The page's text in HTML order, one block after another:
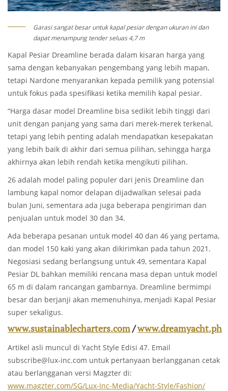
Garasi sangat besar untuk kapal pesiar dengan ukuran ini dan
dapat menampung tender seluas 4,7 m
Kapal Pesiar Dreamline berada dalam kisaran harga yang
sama dengan kebanyakan pengembang yang lebih mapan,
tetapi Nardone menyarankan kepada pemilik yang potensial
untuk fokus pada spesifikasi ketika memilih kapal pesiar.
“Harga dasar model Dreamline bisa sedikit lebih tinggi dari
unit dengan panjang yang sama dari merek-merek terkenal,
tetapi yang lebih penting adalah mendapatkan kesepakatan
yang lebih baik di akhir dari semua pilihan, sehingga harga
akhirnya akan lebih rendah ketika mengikuti pilihan.
26 adalah model paling populer dari jenis Dreamline dan
lambung kapal nomor delapan dijadwalkan selesai pada
bulan Juni, sementara ada juga beberapa pengiriman dan
penjualan untuk model 30 dan 34.
Ada beberapa pesanan untuk model 40 dan 46 yang pertama,
dan model 150 kaki yang akan dikirimkan pada tahun 2021.
Negosiasi sedang berlangsung untuk 49, sementara Kapal
Pesiar DL bahkan memiliki rencana masa depan untuk model
65 m di dalam rancangan gambarnya. Dreamline bermimpi
besar dan berjanji akan memenuhinya, menjadi Kapal Pesiar
super sekaligus.
www.sustainablecharters.com/www.dreamyacht.ph
Artikel asli muncul di Yacht Style Edisi 47. Email
subscribe@lux-inc.com untuk pertanyaan berlangganan cetak
atau berlangganan versi Magzter di:
www.magzter.com/SG/Lux-Inc-Media/Yacht-Style/Fashion/